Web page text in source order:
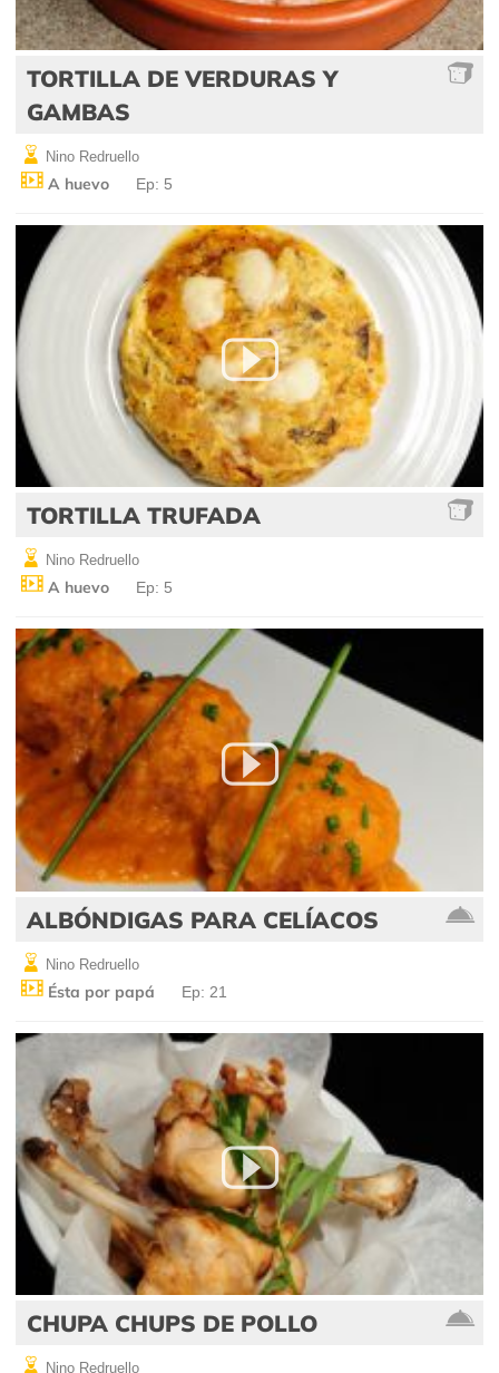
TORTILLA DE VERDURAS Y
GAMBAS
Nino Redruello
A huevo Ep: 5
TORTILLA TRUFADA
Nino Redruello
A huevo Ep: 5
ALBÓNDIGAS PARA CELÍACOS
Nino Redruello
Ésta por papá Ep: 21
CHUPA CHUPS DE POLLO
Nino Redruello